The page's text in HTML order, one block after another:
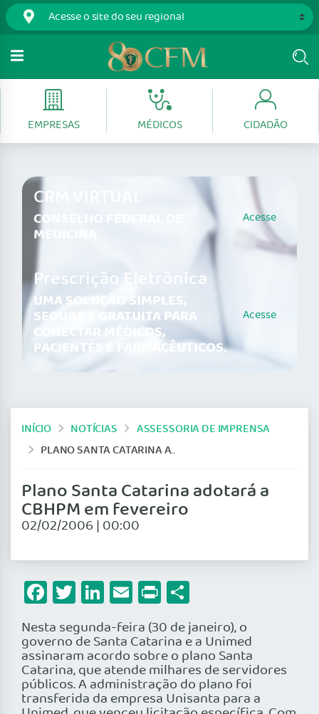
EMPRESAS MÉDICOS CIDADÃO
CRM VIRTUAL
CONSELHO FEDERAL DE
MEDICINA
Acesse
Prescrição Eletrônica
UMA SOLUÇÃO SIMPLES,
SEGURA E GRATUITA PARA
CONECTAR MÉDICOS,
PACIENTES E FARMACÊUTICOS.
Acesse
INÍCIO NOTÍCIAS
ASSESSORIA DE IMPRENSA
PLANO SANTA CATARINA ADOTARÁ A CBHPM EM FEVEREIRO
Plano Santa Catarina adotará a
CBHPM em fevereiro
02/02/2006 | 00:00
Facebook
Twitter
LinkedIn
Email
Print
Nesta segunda-feira (30 de janeiro), o
governo de Santa Catarina e a Unimed
assinaram acordo sobre o plano Santa
Catarina, que atende milhares de servidores
públicos. A administração do plano foi
transferida da empresa Unisanta para a